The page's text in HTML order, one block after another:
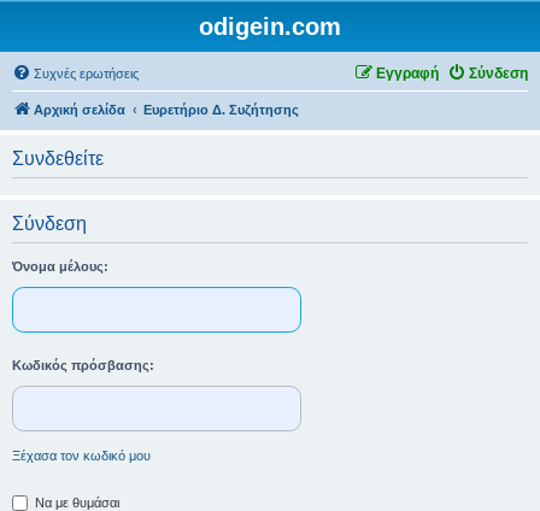
odigein.com
Συχνές ερωτήσεις Σύνδεση
Εγγραφή
Αρχική σελίδα Ευρετήριο Δ. Συζήτησης
Συνδεθείτε
Σύνδεση
Όνομα μέλους:
Κωδικός πρόσβασης:
Ξέχασα τον κωδικό μου
Να με θυμάσαι